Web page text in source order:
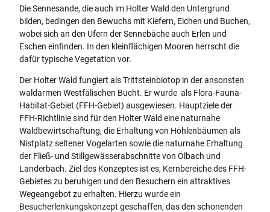
Die Sennesande, die auch im Holter Wald den Untergrund
bilden, bedingen den Bewuchs mit Kiefern, Eichen und Buchen,
wobei sich an den Ufern der Sennebäche auch Erlen und
Eschen einfinden. In den kleinflächigen Mooren herrscht die
dafür typische Vegetation vor.
Der Holter Wald fungiert als Trittsteinbiotop in der ansonsten
waldarmen Westfälischen Bucht. Er wurde als Flora-Fauna-
Habitat-Gebiet (FFH-Gebiet) ausgewiesen. Hauptziele der
FFH-Richtlinie sind für den Holter Wald eine naturnahe
Waldbewirtschaftung, die Erhaltung von Höhlenbäumen als
Nistplatz seltener Vogelarten sowie die naturnahe Erhaltung
der Fließ- und Stillgewässerabschnitte von Ölbach und
Landerbach. Ziel des Konzeptes ist es, Kernbereiche des FFH-
Gebietes zu beruhigen und den Besuchern ein attraktives
Wegeangebot zu erhalten. Hierzu wurde ein
Besucherlenkungskonzept geschaffen, das den schonenden